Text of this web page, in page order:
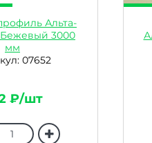
Альта-
3000
мм
07652
₽/шт